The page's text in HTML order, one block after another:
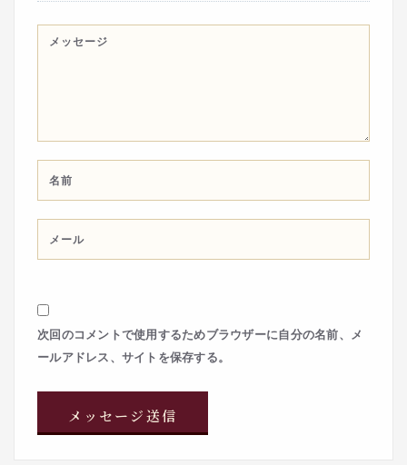
次回のコメントで使用するためブラウザーに自分の名前、メ
ールアドレス、サイトを保存する。